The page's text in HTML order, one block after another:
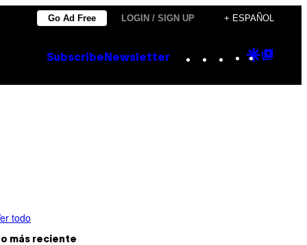
Go Ad Free LOGIN / SIGN UP + ESPAÑOL
Subscribe Newsletter Instagram
TikTok
YouTube
Google
todo
más reciente